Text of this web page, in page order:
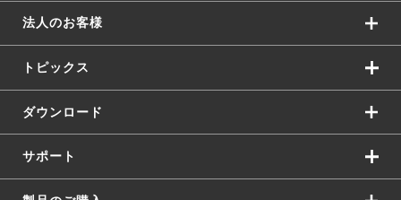
法人のお客様
トピックス
ダウンロード
サポート